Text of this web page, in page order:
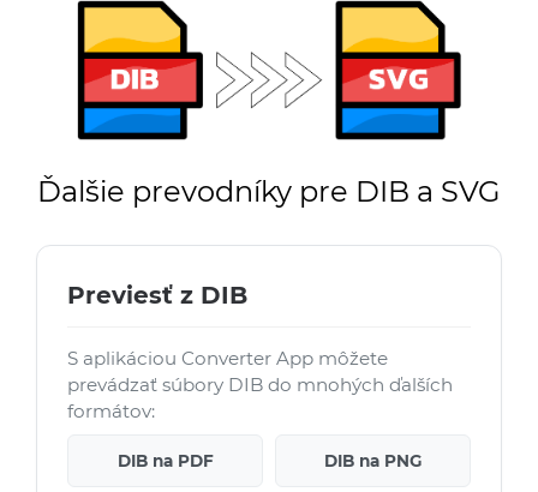
Ďalšie prevodníky pre DIB a SVG
Previesť z DIB
S aplikáciou Converter App môžete
prevádzať súbory DIB do mnohých ďalších
formátov:
DIB na PDF DIB na PNG